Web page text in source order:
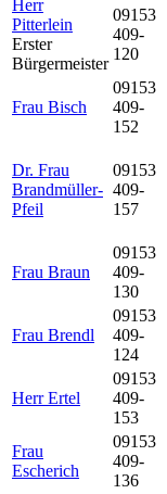
Herr
Pitterlein
Erster
Bürgermeister
09153
409-
120
Frau Bisch
09153
409-
152
Dr. Frau
Brandmüller-
Pfeil
09153
409-
157
Frau Braun
09153
409-
130
Frau Brendl
09153
409-
124
Herr Ertel
09153
409-
153
Frau
Escherich
09153
409-
136